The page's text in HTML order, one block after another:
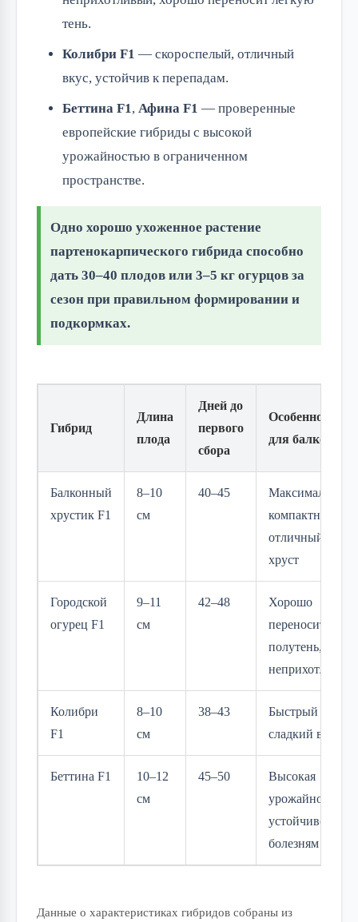
тень.
Колибри F1 — скороспелый, отличный
вкус, устойчив к перепадам.
Беттина F1, Афина F1 — проверенные
европейские гибриды с высокой
урожайностью в ограниченном
пространстве.
Одно хорошо ухоженное растение
партенокарпического гибрида способно
дать 30–40 плодов или 3–5 кг огурцов за
сезон при правильном формировании и
подкормках.
Гибрид
Длина
плода
Дней до
первого
сбора
Особенности
для балкона
Балконный
хрустик F1
8–10
см
40–45
Максимально
компактный,
отличный
хруст
Городской
огурец F1
9–11
см
42–48
Хорошо
переносит
полутень,
неприхотливый
Колибри
F1
8–10
см
38–43
Быстрый старт,
сладкий вкус
Беттина F1
10–12
см
45–50
Высокая
урожайность,
устойчивость к
болезням
Данные о характеристиках гибридов собраны из